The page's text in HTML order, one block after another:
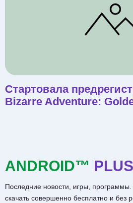
Стартовала
Bizarre Adventure:
ANDROID™ PLUS
Последние новости, игры,
скачать совершенно бесплатно и без